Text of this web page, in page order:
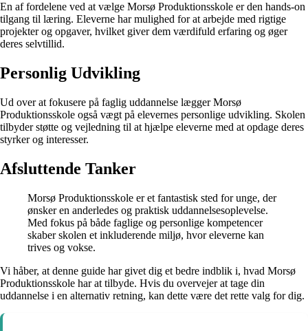
En af fordelene ved at vælge Morsø Produktionsskole er den hands-on
tilgang til læring. Eleverne har mulighed for at arbejde med rigtige
projekter og opgaver, hvilket giver dem værdifuld erfaring og øger
deres selvtillid.
Personlig Udvikling
Ud over at fokusere på faglig uddannelse lægger Morsø
Produktionsskole også vægt på elevernes personlige udvikling. Skolen
tilbyder støtte og vejledning til at hjælpe eleverne med at opdage deres
styrker og interesser.
Afsluttende Tanker
Morsø Produktionsskole er et fantastisk sted for unge, der
ønsker en anderledes og praktisk uddannelsesoplevelse.
Med fokus på både faglige og personlige kompetencer
skaber skolen et inkluderende miljø, hvor eleverne kan
trives og vokse.
Vi håber, at denne guide har givet dig et bedre indblik i, hvad Morsø
Produktionsskole har at tilbyde. Hvis du overvejer at tage din
uddannelse i en alternativ retning, kan dette være det rette valg for dig.